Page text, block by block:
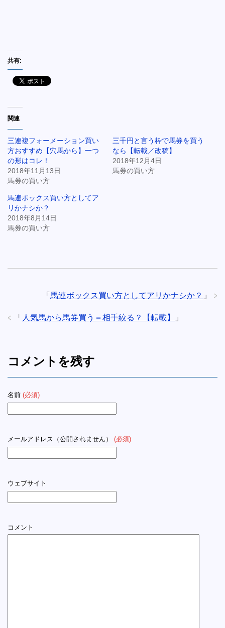
共有:
関連
三連複フォーメーション買い
方おすすめ【穴馬から】一つ
の形はコレ！
2018年11月13日
馬券の買い方
三千円と言う枠で馬券を買う
なら【転載／改稿】
2018年12月4日
馬券の買い方
馬連ボックス買い方としてア
リかナシか？
2018年8月14日
馬券の買い方
「 馬連ボックス買い方としてアリかナシか？ 」
「 人気馬から馬券買う＝相手絞る？【転載】 」
コメントを残す
名前 (必須)
メールアドレス（公開されません） (必須)
ウェブサイト
コメント